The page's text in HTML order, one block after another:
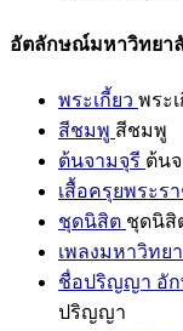
อัตลักษณ์มหาวิทยา
พระเกี้ยว พระ
สีชมพู สีชมพู
ต้นจามจุรี ต้น
เสื้อครุยพระร
ชุดนิสิต ชุดนิสิ
เพลงมหาวิทย
ชื่อปริญญา อั
ปริญญา